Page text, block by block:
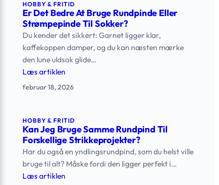
HOBBY & FRITID
Er Det Bedre At Bruge Rundpinde Eller
Strømpepinde Til Sokker?
Du kender det sikkert: Garnet ligger klar,
kaffekoppen damper, og du kan næsten mærke
den lune uldsok glide…
Læs artiklen
februar 18, 2026
HOBBY & FRITID
Kan Jeg Bruge Samme Rundpind Til
Forskellige Strikkeprojekter?
Har du også en yndlingsrundpind, som du helst ville
bruge til alt? Måske fordi den ligger perfekt i…
Læs artiklen